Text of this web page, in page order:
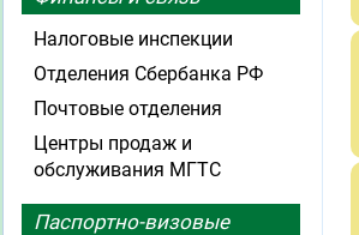
Налоговые инспекции
Отделения Сбербанка РФ
Почтовые отделения
Центры продаж и
обслуживания МГТС
Паспортно-визовые